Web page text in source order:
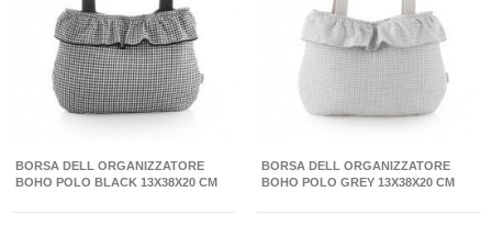
BORSA DELL ORGANIZZATORE
BOHO POLO BLACK 13X38X20 CM
BORSA DELL ORGANIZZATORE
BOHO POLO GREY 13X38X20 CM